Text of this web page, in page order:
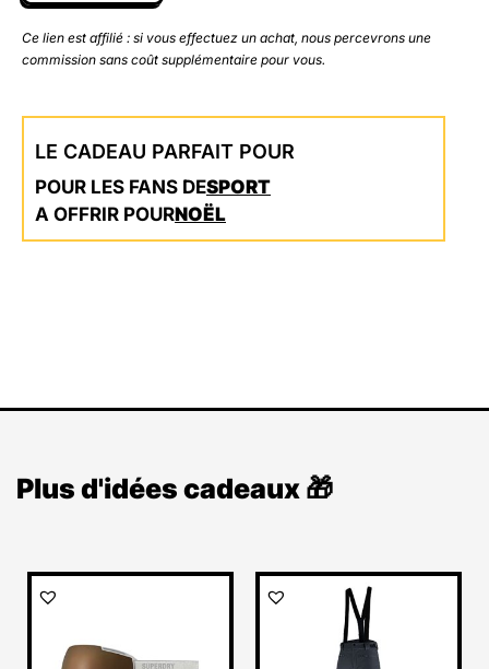
Ce lien est affilié : si vous effectuez un achat, nous percevrons une
commission sans coût supplémentaire pour vous.
LE CADEAU PARFAIT POUR
POUR LES FANS DESPORT
A OFFRIR POURNOËL
Plus d'idées cadeaux 🎁